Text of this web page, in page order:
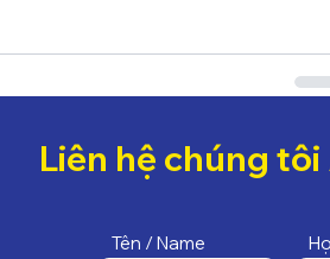
Liên hệ chúng
Tên / Name